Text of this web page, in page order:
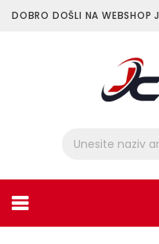
DOBRO DOŠLI NA WEBSHOP